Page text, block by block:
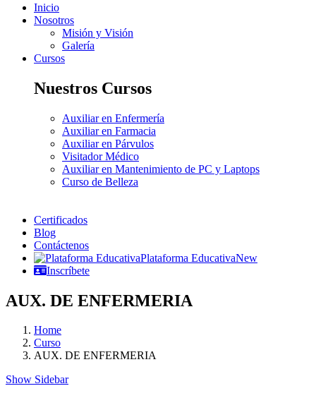
Inicio
Nosotros
Misión y Visión
Galería
Cursos
Nuestros Cursos
Auxiliar en Enfermería
Auxiliar en Farmacia
Auxiliar en Párvulos
Visitador Médico
Auxiliar en Mantenimiento de PC y Laptops
Curso de Belleza
Certificados
Blog
Contáctenos
Plataforma EducativaNew
Inscríbete
AUX. DE ENFERMERIA
Home
Curso
AUX. DE ENFERMERIA
Show Sidebar